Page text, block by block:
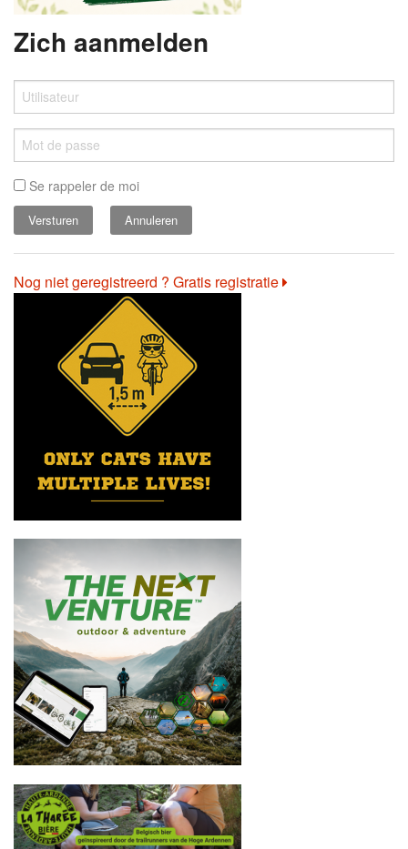
Zich aanmelden
Se rappeler de moi
Annuleren
Nog niet geregistreerd ? Gratis registratie